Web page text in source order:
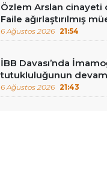
Özlem Arslan cinayeti
Faile ağırlaştırılmış
6 Ağustos 2026 21:54
İBB Davası’nda
tutukluluğunun
6 Ağustos 2026 21:43